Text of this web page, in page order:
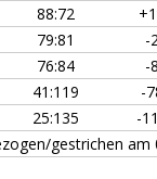
88:72
79:81 -
76:84 -8
41:119 -
25:135 -
gestrichen am